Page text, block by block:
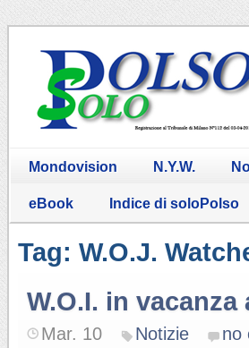
Mondovision N.Y.W.
eBook Indice di soloPolso
Tag: W.O.J.
W.O.I. in vacanza
Mar. 10 Notizie no